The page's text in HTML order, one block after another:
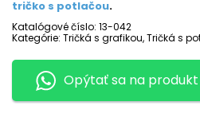
tričko s potlačou.
Katalógové číslo: 13-042
Kategórie: Tričká s grafikou,Tričká s
Opýtať sa na produkt